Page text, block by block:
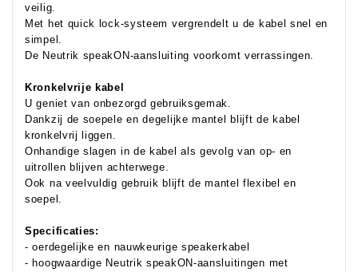
veilig.
Met het quick lock-systeem vergrendelt u de kabel snel en
simpel.
De Neutrik speakON-aansluiting voorkomt verrassingen.
Kronkelvrije kabel
U geniet van onbezorgd gebruiksgemak.
Dankzij de soepele en degelijke mantel blijft de kabel
kronkelvrij liggen.
Onhandige slagen in de kabel als gevolg van op- en
uitrollen blijven achterwege.
Ook na veelvuldig gebruik blijft de mantel flexibel en
soepel.
Specificaties:
- oerdegelijke en nauwkeurige speakerkabel
- hoogwaardige Neutrik speakON-aansluitingen met